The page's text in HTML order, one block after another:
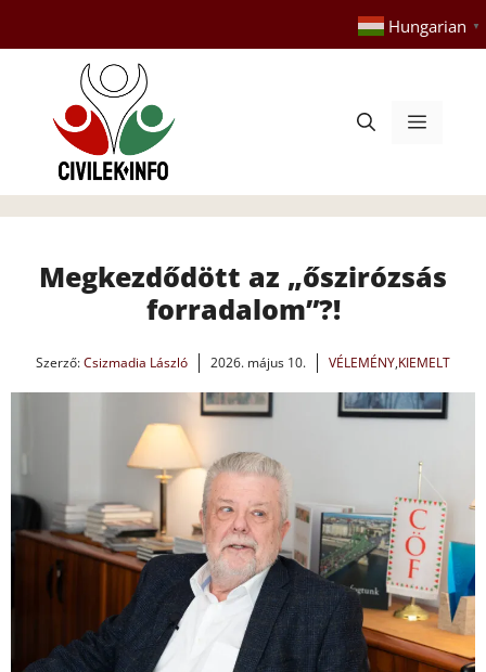
tartalomba
Hungarian ▼
Menü
Megkezdődött az „őszirózsás
forradalom”?!
Szerző:Csizmadia László 2026. május 10. VÉLEMÉNY,KIEMELT